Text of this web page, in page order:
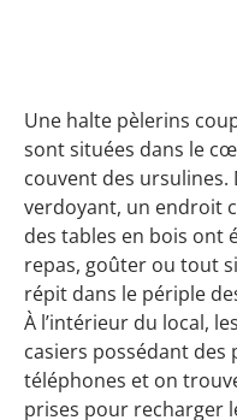
Une halte pèlerins
sont situées dans le
couvent des
verdoyant, un endroit
des tables en bois ont
repas, goûter ou tout
répit dans le périple
À l’intérieur du local,
casiers possédant des
téléphones et on
prises pour recharger